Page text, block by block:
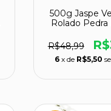
500g Jaspe
Rolado Pedra
R$48,99
6 x de R$5,50